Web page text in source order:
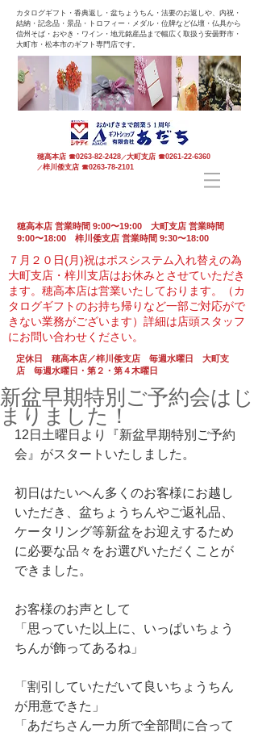
カタログギフト・香典返し・盆ちょうちん・法要のお返しや、内祝・
結納・記念品・景品・トロフィー・メダル・位牌など仏壇・仏具から
信州そば・おやき・ワイン・地元銘産品まで幅広く取扱う安曇野市・
大町市・松本市のギフト専門店です。
穂高本店 ☎0263-82-2428 ／大町支店 ☎0261-22-6360
／梓川倭支店 ☎0263-78-2101
穂高本店 営業時間 9:00〜19:00 大町支店 営業時間
9:00〜18:00 梓川倭支店 営業時間 9:30〜18:00
７月２０日(月)祝はポスシステム入れ替えの為
大町支店・梓川支店はお休みとさせていただき
ます。 穂高本店は営業いたしております。（カ
タログギフトのお持ち帰りなど一部ご対応がで
きない業務がございます） 詳細は店頭スタッフ
にお問い合わせください。
定休日 穂高本店／梓川倭支店 毎週水曜日 大町支
店 毎週水曜日・第２・第４木曜日
新盆早期特別ご予約会はじ
まりました！
12日土曜日より『新盆早期特別ご予約
会』がスタートいたしました。
初日はたいへん多くのお客様にお越し
いただき、盆ちょうちんやご返礼品、
ケータリング等新盆をお迎えするため
に必要な品々をお選びいただくことが
できました。
お客様のお声として
「思っていた以上に、いっぱいちょう
ちんが飾ってあるね」
「割引していただいて良いちょうちん
が用意できた」
「あだちさん一カ所で全部間に合って